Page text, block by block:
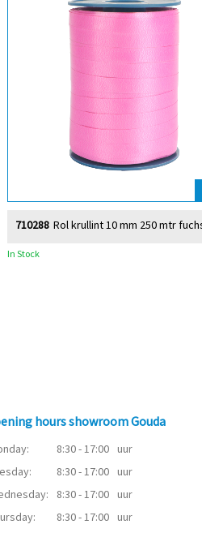
Rol krullint 10 mm 250 mtr
710288
In Stock
hours showroom Gouda
8:30 - 17:00 uur
8:30 - 17:00 uur
8:30 - 17:00 uur
8:30 - 17:00 uur